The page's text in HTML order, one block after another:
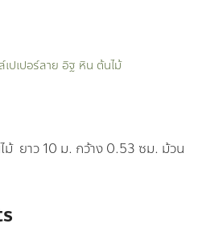
เปเปอร์ลาย อิฐ หิน ต้นไม้
ม้ ยาว 10 ม. กว้าง 0.53 ซม. ม้วน